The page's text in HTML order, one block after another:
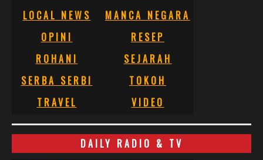
LOCAL NEWS
MANCA NEGARA
OPINI
RESEP
ROHANI
SEJARAH
SERBA SERBI
TOKOH
TRAVEL
VIDEO
DAILY RADIO & TV